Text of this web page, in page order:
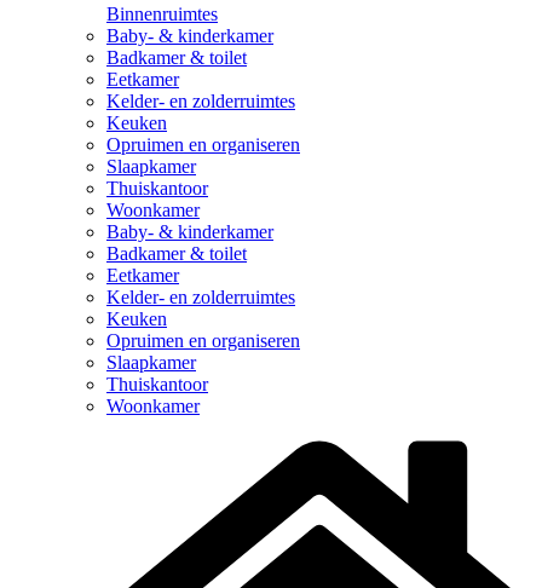
Binnenruimtes
Baby- & kinderkamer
Badkamer & toilet
Eetkamer
Kelder- en zolderruimtes
Keuken
Opruimen en organiseren
Slaapkamer
Thuiskantoor
Woonkamer
Baby- & kinderkamer
Badkamer & toilet
Eetkamer
Kelder- en zolderruimtes
Keuken
Opruimen en organiseren
Slaapkamer
Thuiskantoor
Woonkamer